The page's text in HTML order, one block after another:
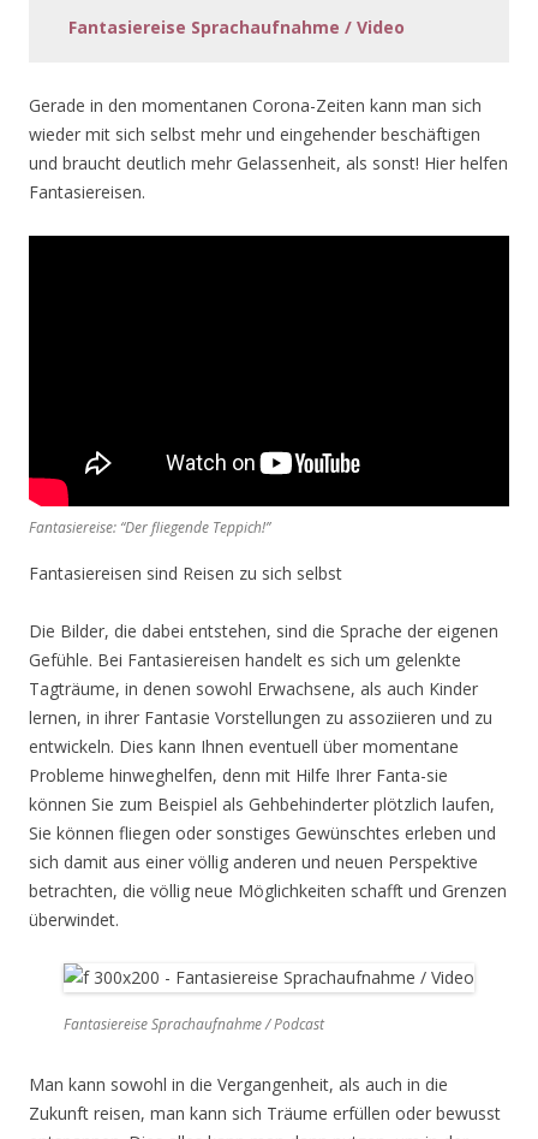
Fantasiereise Sprachaufnahme / Video
Gerade in den momentanen Corona-Zeiten kann man sich
wieder mit sich selbst mehr und eingehender beschäftigen
und braucht deutlich mehr Gelassenheit, als sonst! Hier helfen
Fantasiereisen.
Fantasiereise: “Der fliegende Teppich!”
Fantasiereisen sind Reisen zu sich selbst
Die Bilder, die dabei entstehen, sind die Sprache der eigenen
Gefühle. Bei Fantasiereisen handelt es sich um gelenkte
Tagträume, in denen sowohl Erwachsene, als auch Kinder
lernen, in ihrer Fantasie Vorstellungen zu assoziieren und zu
entwickeln. Dies kann Ihnen eventuell über momentane
Probleme hinweghelfen, denn mit Hilfe Ihrer Fanta-sie
können Sie zum Beispiel als Gehbehinderter plötzlich laufen,
Sie können fliegen oder sonstiges Gewünschtes erleben und
sich damit aus einer völlig anderen und neuen Perspektive
betrachten, die völlig neue Möglichkeiten schafft und Grenzen
überwindet.
Fantasiereise Sprachaufnahme / Podcast
Man kann sowohl in die Vergangenheit, als auch in die
Zukunft reisen, man kann sich Träume erfüllen oder bewusst